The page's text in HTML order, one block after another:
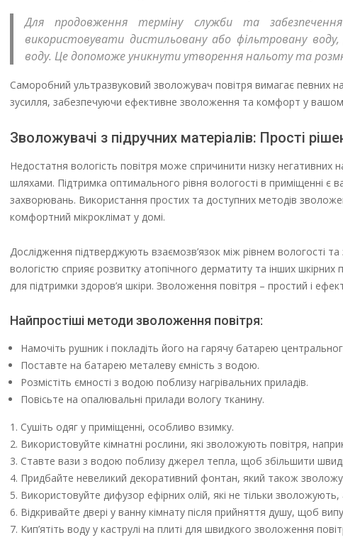
Для продовження терміну служби та забезпечення
використовувати дистильовану або фільтровану
воду. Це допоможе уникнути утворення нальоту та
Саморобний ультразвуковий зволожувач повітря вимагає певних
зусилля, забезпечуючи ефективне зволоження та комфорт у
Зволожувачі з підручних матеріалів: Прості
Недостатня вологість повітря може спричинити низку негативних
шляхами. Підтримка оптимального рівня вологості в приміщенні
захворювань. Використання простих та доступних методів
комфортний мікроклімат у домі.
Дослідження підтверджують взаємозв’язок між рівнем вологості
вологістю сприяє розвитку атопічного дерматиту та інших
для підтримки здоров’я шкіри. Зволоження повітря – простий і
Найпростіші методи зволоження повітря:
Намочіть рушник і покладіть його на гарячу батарею
Поставте на батарею металеву ємність з водою.
Розмістіть ємності з водою поблизу нагрівальних приладів.
Повісьте на опалювальні прилади вологу тканину.
Сушіть одяг у приміщенні, особливо взимку.
Використовуйте кімнатні рослини, які зволожують повітря,
Ставте вази з водою поблизу джерел тепла, щоб збільшити
Придбайте невеликий декоративний фонтан, який також
Використовуйте дифузор ефірних олій, які не тільки
Відкривайте двері у ванну кімнату після прийняття душу, щоб
Кип’ятіть воду у каструлі на плиті для швидкого зволоження